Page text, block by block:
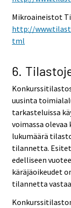
Mikroaineistot
http://
tml
6.
uusinta
tarkasteluissa
voimassa
lukumäärä
tilannetta.
edelliseen
käräjäoikeudet
tilannetta